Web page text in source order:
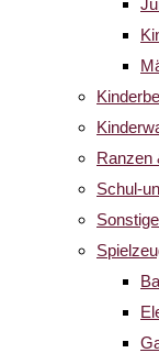
Ranzen
Schul-